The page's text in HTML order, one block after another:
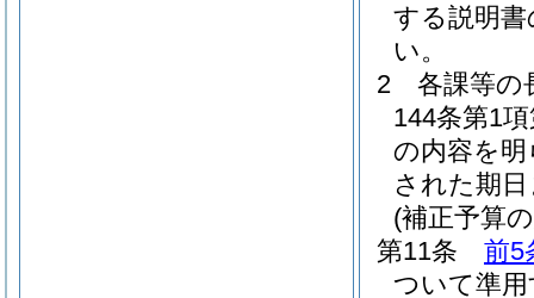
する説明
い。
2
各課等の
144条第1
の内容を
された期
(補正予算
第11条
前5
ついて準